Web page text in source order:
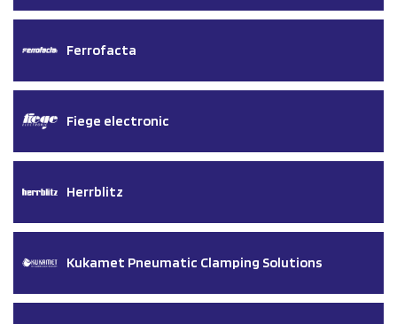
Ferrofacta
Fiege electronic
Herrblitz
Kukamet Pneumatic Clamping Solutions